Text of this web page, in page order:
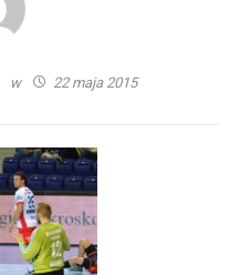
w 22 maja 2015